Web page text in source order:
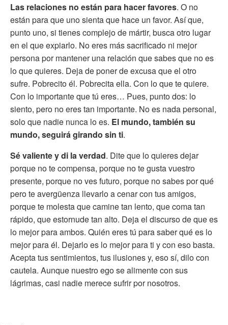
Las relaciones no están para hacer favores. O no
están para que uno sienta que hace un favor. Así que,
punto uno, si tienes complejo de mártir, busca otro lugar
en el que expiarlo. No eres más sacrificado ni mejor
persona por mantener una relación que sabes que no es
lo que quieres. Deja de poner de excusa que el otro
sufre. Pobrecito él. Pobrecita ella. Con lo que te quiere.
Con lo importante que tú eres… Pues, punto dos: lo
siento, pero no eres tan importante. No es nada personal,
solo que nadie nunca lo es. El mundo, también su
mundo, seguirá girando sin ti.
Sé valiente y di la verdad. Dite que lo quieres dejar
porque no te compensa, porque no te gusta vuestro
presente, porque no ves futuro, porque no sabes por qué
pero te avergüenza llevarlo a cenar con tus amigos,
porque te molesta que camine tan lento, que coma tan
rápido, que estornude tan alto. Deja el discurso de que es
lo mejor para ambos. Quién eres tú para saber qué es lo
mejor para él. Dejarlo es lo mejor para ti y con eso basta.
Acepta tus sentimientos, tus ilusiones y, eso sí, dilo con
cautela. Aunque nuestro ego se alimente con sus
lágrimas, casi nadie merece sufrir por nosotros.